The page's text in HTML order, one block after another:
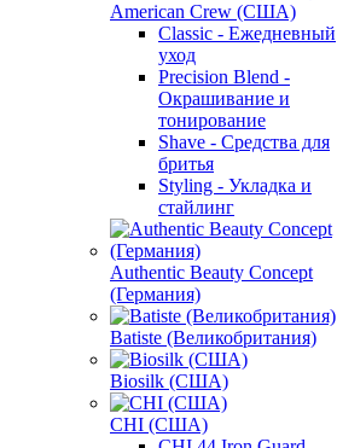
American Crew (США)
Classic - Ежедневный
уход
Precision Blend -
Окрашивание и
тонирование
Shave - Средства для
бритья
Styling - Укладка и
стайлинг
Authentic Beauty Concept
(Германия)
Batiste (Великобритания)
Biosilk (США)
CHI (США)